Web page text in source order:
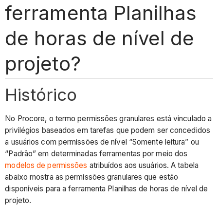
ferramenta Planilhas
de horas de nível de
projeto?
Histórico
No Procore, o termo permissões granulares está vinculado a
privilégios baseados em tarefas que podem ser concedidos
a usuários com permissões de nível “Somente leitura” ou
“Padrão” em determinadas ferramentas por meio dos
modelos de permissões atribuídos aos usuários. A tabela
abaixo mostra as permissões granulares que estão
disponíveis para a ferramenta Planilhas de horas de nível de
projeto.